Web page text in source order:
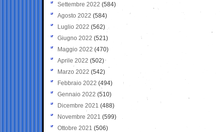
Settembre 2022 (584)
Agosto 2022 (584)
Luglio 2022 (562)
Giugno 2022 (521)
Maggio 2022 (470)
Aprile 2022 (502)
Marzo 2022 (542)
Febbraio 2022 (494)
Gennaio 2022 (510)
Dicembre 2021 (488)
Novembre 2021 (599)
Ottobre 2021 (506)